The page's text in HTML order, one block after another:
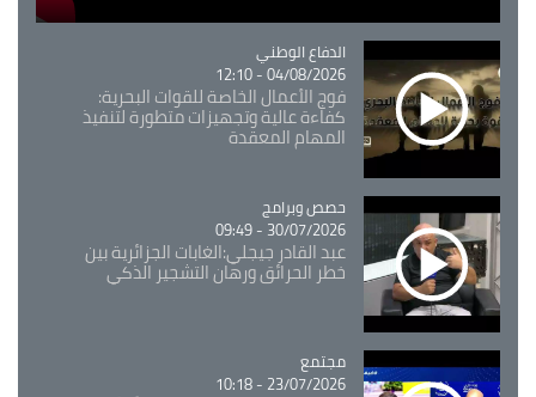
Catégorie
الدفاع الوطني
04/08/2026 - 12:10
فوج الأعمال الخاصة للقوات البحرية:
كفاءة عالية وتجهيزات متطورة لتنفيذ
المهام المعقدة
Catégorie
حصص وبرامج
30/07/2026 - 09:49
عبد القادر جيجلي:الغابات الجزائرية بين
خطر الحرائق ورهان التشجير الذكي
Catégorie
مجتمع
23/07/2026 - 10:18